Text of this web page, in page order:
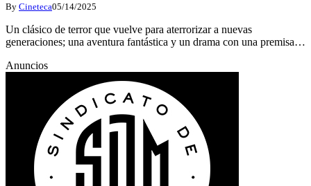
By Cineteca05/14/2025
Un clásico de terror que vuelve para aterrorizar a nuevas
generaciones; una aventura fantástica y un drama con una premisa…
Anuncios